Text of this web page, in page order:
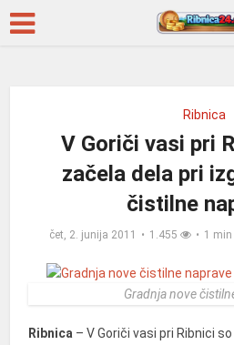
Ribnica
V Goriči vasi pri
začela dela pri
čistilne
čet, 2. junija 2011 1.455 1 min
Gradnja nove
Ribnica – V Goriči vasi pri Ribnici